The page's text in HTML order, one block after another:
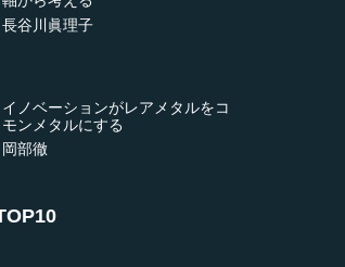
長谷川眞理子
イノベーションがレアメタルをコ
モンメタルにする
岡部徹